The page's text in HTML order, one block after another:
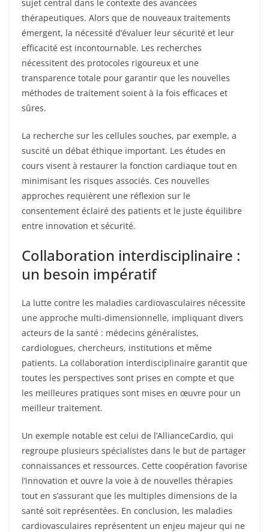
sujet central dans le contexte des avancées
thérapeutiques. Alors que de nouveaux traitements
émergent, la nécessité d’évaluer leur sécurité et leur
efficacité est incontournable. Les recherches
nécessitent des protocoles rigoureux et une
transparence totale pour garantir que les nouvelles
méthodes de traitement soient à la fois efficaces et
sûres.
La recherche sur les cellules souches, par exemple, a
suscité un débat éthique important. Les études en
cours visent à restaurer la fonction cardiaque tout en
minimisant les risques associés. Ces nouvelles
approches requièrent une réflexion sur le
consentement éclairé des patients et le juste équilibre
entre innovation et sécurité.
Collaboration interdisciplinaire :
un besoin impératif
La lutte contre les maladies cardiovasculaires nécessite
une approche multi-dimensionnelle, impliquant divers
acteurs de la santé : médecins généralistes,
cardiologues, chercheurs, institutions et même
patients. La collaboration interdisciplinaire garantit que
toutes les perspectives sont prises en compte et que
les meilleures pratiques sont mises en œuvre pour un
meilleur traitement.
Un exemple notable est celui de l’AllianceCardio, qui
regroupe plusieurs spécialistes dans le but de partager
connaissances et ressources. Cette coopération favorise
l’innovation et ouvre la voie à de nouvelles thérapies
tout en s’assurant que les multiples dimensions de la
santé soit représentées. En conclusion, les maladies
cardiovasculaires représentent un enjeu majeur qui ne